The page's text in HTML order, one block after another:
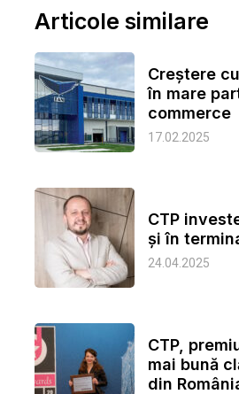
Articole similare
Creștere
în mare
commerce
17.02.2025
CTP
și în
24.04.2025
CTP,
mai bună
din